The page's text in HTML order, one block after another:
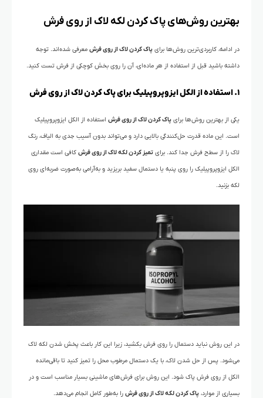
بهترین روش‌های پاک کردن لکه لاک از روی فرش
در ادامه، کاربردی‌ترین روش‌ها برای پاک کردن لاک از روی فرش معرفی شده‌اند. توجه
داشته باشید قبل از استفاده از هر ماده‌ای، آن را روی بخش کوچکی از فرش تست کنید.
۱. استفاده از الکل ایزوپروپیلیک برای پاک کردن لاک از روی فرش
یکی از بهترین روش‌ها برای پاک کردن لاک از روی فرش استفاده از الکل ایزوپروپیلیک
است. این ماده قدرت حل‌کنندگی بالایی دارد و می‌تواند بدون آسیب جدی به الیاف، رنگ
لاک را از سطح فرش جدا کند. برای تمیز کردن لکه لاک از روی فرش کافی است مقداری
الکل ایزوپروپیلیک را روی پنبه یا دستمال سفید بریزید و به‌آرامی به‌صورت ضربه‌ای روی
لکه بزنید.
در این روش نباید دستمال را روی فرش بکشید، زیرا این کار باعث پخش شدن لکه لاک
می‌شود. پس از حل شدن لاک، با یک دستمال مرطوب محل را تمیز کنید تا باقی‌مانده
الکل از روی فرش پاک شود. این روش برای فرش‌های ماشینی بسیار مناسب است و در
بسیاری از موارد، پاک کردن لکه لاک از روی فرش را به‌طور کامل انجام می‌دهد.